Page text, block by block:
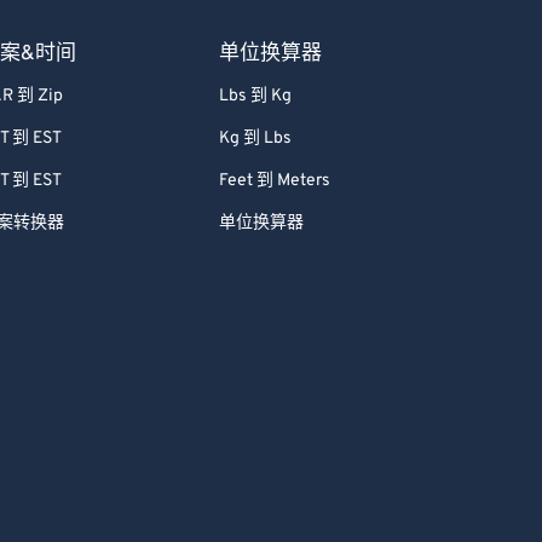
&时间
到 Zip
到 EST
到 EST
转换器
单位换算器
Lbs 到 Kg
Kg 到 Lbs
Feet 到 Meters
单位换算器